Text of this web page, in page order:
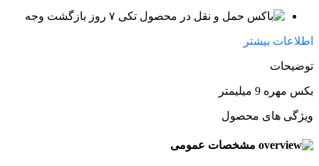
۷ روز بازگشت وجه
اطلاعات بیشتر
توضیحات
بکس مهره 9 میلیمتر
ویژگی های محصول
مشخصات عمومی